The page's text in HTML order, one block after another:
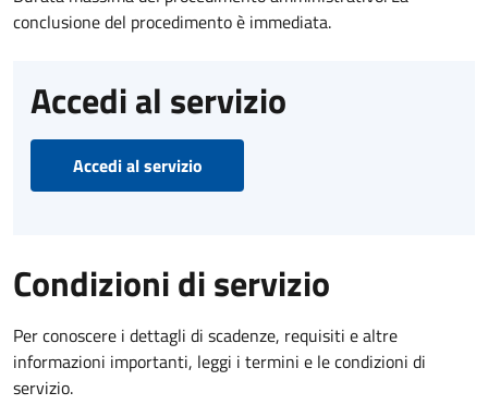
conclusione del procedimento è immediata.
Accedi al servizio
Accedi al servizio
Condizioni di servizio
Per conoscere i dettagli di scadenze, requisiti e altre
informazioni importanti, leggi i termini e le condizioni di
servizio.